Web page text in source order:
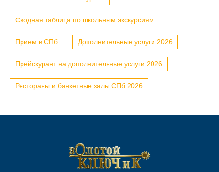
Сводная таблица по школьным экскурсиям
Прием в СПб Дополнительные услуги 2026
Прейскурант на дополнительные услуги 2026
Рестораны и банкетные залы СПб 2026